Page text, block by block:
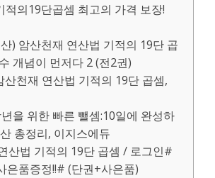
적의19단곱셈 최고의 가격 보장!
) 암산천재 연산법 기적의 19단 곱
개념이 먼저다 2 (전2권)
산천재 연산법 기적의 19단 곱셈,
을 위한 빠른 뺄셈:10일에 완성하
총정리, 이지스에듀
산법 기적의 19단 곱셈 / 로그인#
은품증정!!# (단권+사은품)